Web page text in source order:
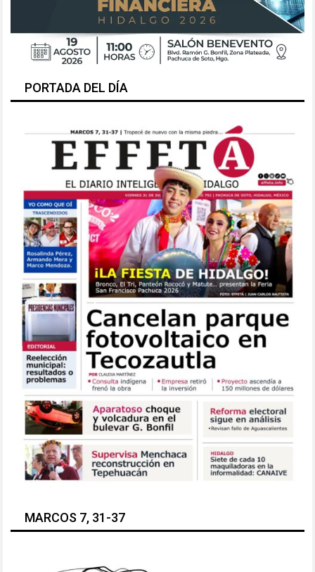
PORTADA DEL DÍA
MARCOS 7, 31-37